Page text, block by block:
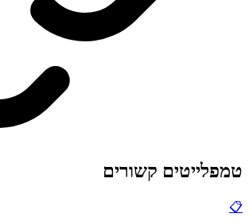
טמפלייטים קשורים
📋